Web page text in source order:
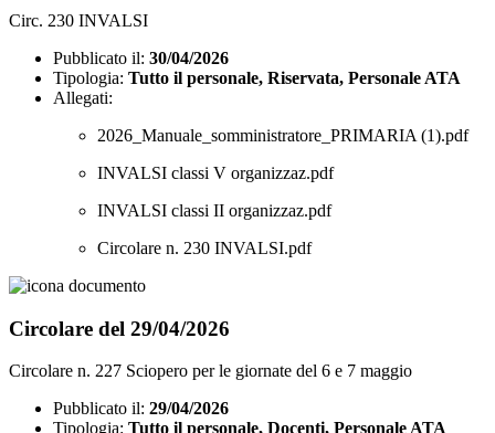
Circ. 230 INVALSI
Pubblicato il: 30/04/2026
Tipologia: Tutto il personale, Riservata, Personale ATA
Allegati:
2026_Manuale_somministratore_PRIMARIA (1).pdf
INVALSI classi V organizzaz.pdf
INVALSI classi II organizzaz.pdf
Circolare n. 230 INVALSI.pdf
Circolare del 29/04/2026
Circolare n. 227 Sciopero per le giornate del 6 e 7 maggio
Pubblicato il: 29/04/2026
Tipologia: Tutto il personale, Docenti, Personale ATA